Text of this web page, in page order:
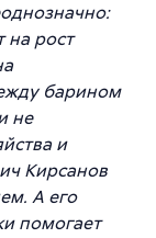
на рост
барином
не
и
Кирсанов
А его
помогает